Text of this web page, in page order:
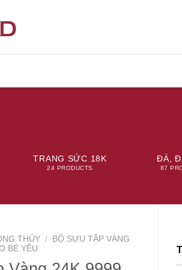
TRANG SỨC 18K
24 PRODUCTS
ĐÁ,
87
THỦY /
BỘ SƯU TẬP VÀNG
BÉ YÊU